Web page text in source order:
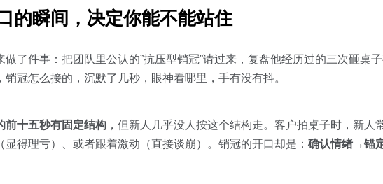
的瞬间，决定你能不能站住
做了件事：把团队里公认的”抗压型销冠”请过来，复盘他经历过的三次砸
冠怎么接的，沉默了几秒，眼神看哪里，手有没有抖。
前十五秒有固定结构 ，但新人几乎没人按这个结构走。客户拍桌子时，新
显得理亏）、或者跟着激动（直接谈崩）。销冠的开口却是： 确认情绪→锚